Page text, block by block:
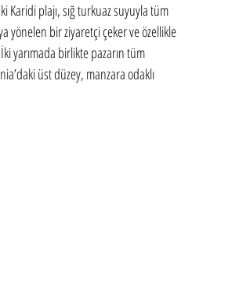
Karidi plajı, sığ turkuaz suyuyla tüm
yönelen bir ziyaretçi çeker ve özellikle
yarımada birlikte pazarın tüm
üst düzey, manzara odaklı